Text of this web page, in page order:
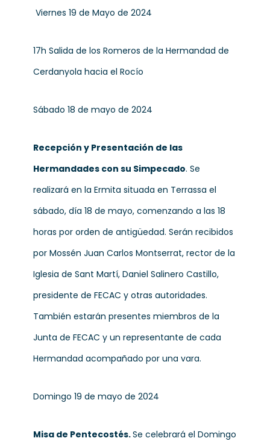
Viernes 19 de Mayo de 2024
17h Salida de los Romeros de la Hermandad de
Cerdanyola hacia el Rocío
Sábado 18 de mayo de 2024
Recepción y Presentación de las
Hermandades con su Simpecado. Se
realizará en la Ermita situada en Terrassa el
sábado, día 18 de mayo, comenzando a las 18
horas por orden de antigüedad. Serán recibidos
por Mossén Juan Carlos Montserrat, rector de la
Iglesia de Sant Martí, Daniel Salinero Castillo,
presidente de FECAC y otras autoridades.
También estarán presentes miembros de la
Junta de FECAC y un representante de cada
Hermandad acompañado por una vara.
Domingo 19 de mayo de 2024
Misa de Pentecostés.Se celebrará el Domingo